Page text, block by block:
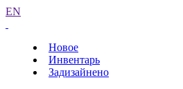
EN
Новое
Инвентарь
Задизайнено